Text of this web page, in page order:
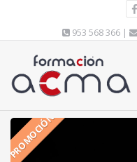
953 568 366 |
PROMOCIÓN